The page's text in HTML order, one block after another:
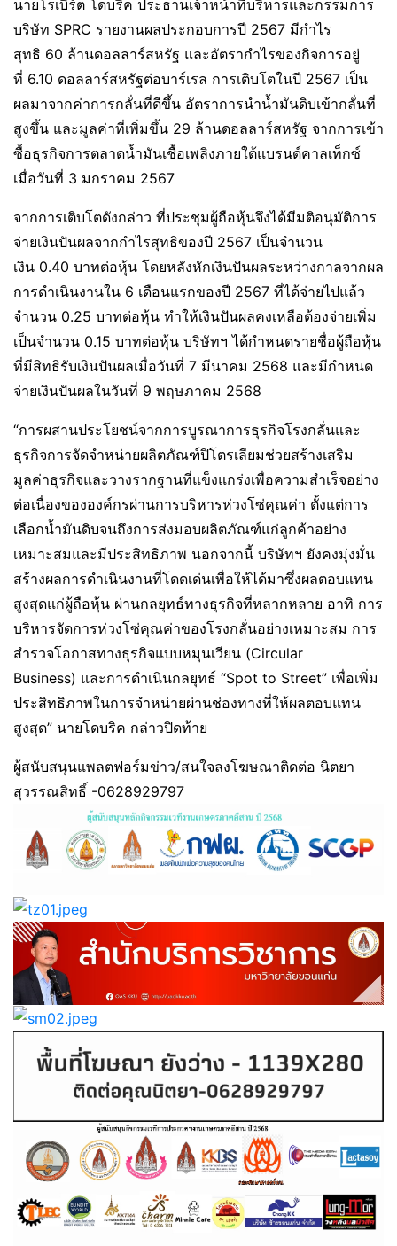
นายโรเบิร์ต โดบริค ประธานเจ้าหน้าที่บริหารและกรรมการ
บริษัท SPRC รายงานผลประกอบการปี 2567 มีกำไร
สุทธิ 60 ล้านดอลลาร์สหรัฐ และอัตรากำไรของกิจการอยู่
ที่ 6.10 ดอลลาร์สหรัฐต่อบาร์เรล การเติบโตในปี 2567 เป็น
ผลมาจากค่าการกลั่นที่ดีขึ้น อัตราการนำน้ำมันดิบเข้ากลั่นที่
สูงขึ้น และมูลค่าที่เพิ่มขึ้น 29 ล้านดอลลาร์สหรัฐ จากการเข้า
ซื้อธุรกิจการตลาดน้ำมันเชื้อเพลิงภายใต้แบรนด์คาลเท็กซ์
เมื่อวันที่ 3 มกราคม 2567
จากการเติบโตดังกล่าว ที่ประชุมผู้ถือหุ้นจึงได้มีมติอนุมัติการ
จ่ายเงินปันผลจากกำไรสุทธิของปี 2567 เป็นจำนวน
เงิน 0.40 บาทต่อหุ้น โดยหลังหักเงินปันผลระหว่างกาลจากผล
การดำเนินงานใน 6 เดือนแรกของปี 2567 ที่ได้จ่ายไปแล้ว
จำนวน 0.25 บาทต่อหุ้น ทำให้เงินปันผลคงเหลือต้องจ่ายเพิ่ม
เป็นจำนวน 0.15 บาทต่อหุ้น บริษัทฯ ได้กำหนดรายชื่อผู้ถือหุ้น
ที่มีสิทธิรับเงินปันผลเมื่อวันที่ 7 มีนาคม 2568 และมีกำหนด
จ่ายเงินปันผลในวันที่ 9 พฤษภาคม 2568
“การผสานประโยชน์จากการบูรณาการธุรกิจโรงกลั่นและ
ธุรกิจการจัดจำหน่ายผลิตภัณฑ์ปิโตรเลียมช่วยสร้างเสริม
มูลค่าธุรกิจและวางรากฐานที่แข็งแกร่งเพื่อความสำเร็จอย่าง
ต่อเนื่องขององค์กรผ่านการบริหารห่วงโซ่คุณค่า ตั้งแต่การ
เลือกน้ำมันดิบจนถึงการส่งมอบผลิตภัณฑ์แก่ลูกค้าอย่าง
เหมาะสมและมีประสิทธิภาพ นอกจากนี้ บริษัทฯ ยังคงมุ่งมั่น
สร้างผลการดำเนินงานที่โดดเด่นเพื่อให้ได้มาซึ่งผลตอบแทน
สูงสุดแก่ผู้ถือหุ้น ผ่านกลยุทธ์ทางธุรกิจที่หลากหลาย อาทิ การ
บริหารจัดการห่วงโซ่คุณค่าของโรงกลั่นอย่างเหมาะสม การ
สำรวจโอกาสทางธุรกิจแบบหมุนเวียน (Circular
Business) และการดำเนินกลยุทธ์ “Spot to Street” เพื่อเพิ่ม
ประสิทธิภาพในการจำหน่ายผ่านช่องทางที่ให้ผลตอบแทน
สูงสุด” นายโดบริค กล่าวปิดท้าย
ผู้สนับสนุนแพลตฟอร์มข่าว/สนใจลงโฆษณาติดต่อ นิตยา
สุวรรณสิทธิ์ -0628929797